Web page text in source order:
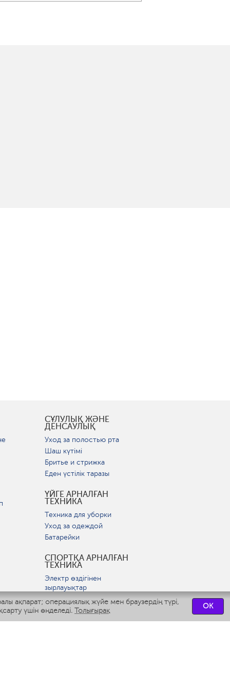
ақпарат; операциялық жүйе мен браузердің түрі,
үшін өңделеді. Толығырақ
OK
СҰЛУЛЫҚ ЖӘНЕ
ДЕНСАУЛЫҚ
Уход за полостью рта
Шаш күтімі
Бритье и стрижка
Еден үстілік таразы
ҮЙГЕ АРНАЛҒАН
ТЕХНИКА
Техника для уборки
Уход за одеждой
Батарейки
СПОРТҚА АРНАЛҒАН
ТЕХНИКА
Электр өздігінен
зырлауықтар
ВСТРАИВАЕМАЯ
ТЕХНИКА